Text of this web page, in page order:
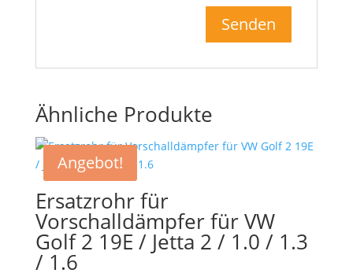
Ähnliche Produkte
Angebot!
Ersatzrohr für
Vorschalldämpfer für VW
Golf 2 19E / Jetta 2 / 1.0 / 1.3
/ 1.6